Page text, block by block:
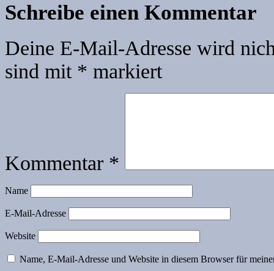
Schreibe einen Kommentar
Deine E-Mail-Adresse wird
sind mit * markiert
Kommentar *
Name
E-Mail-Adresse
Website
Name, E-Mail-Adresse und Website in diesem Browser für